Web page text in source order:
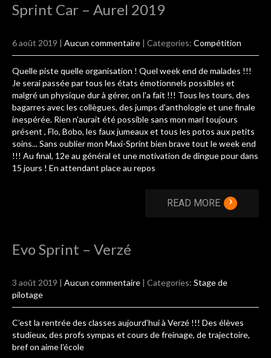
Sprint Car – Aurel 2019
6 août 2019 | Aucun commentaire | Categories: Compétition
Quelle piste quelle organisation ! Quel week end de malades !!!
Je serai passée par tous les états émotionnels possibles et
malgré un physique dur à gérer, on l'a fait !!! Tous les tours, des
bagarres avec les collègues, des jumps d'anthologie et une finale
inespérée. Rien n'aurait été possible sans mon mari toujours
présent , Flo, Bobo, les faux jumeaux et tous les potos aux petits
soins... Sans oublier mon Maxi-Sprint bien brave tout le week end
!!! Au final, 12e au général et une motivation de dingue pour dans
15 jours ! En attendant place au repos
READ MORE ›
Evo Sprint – Verzé
3 août 2019 | Aucun commentaire | Categories: Stage de
pilotage
C’est la rentrée des classes aujourd’hui à Verzé !!! Des élèves
studieux, des profs sympas et cours de freinage, de trajectoire,
bref on aime l’école